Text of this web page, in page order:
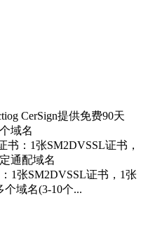
CerSign提供免费90天
域名
书：1张SM2DVSSL证书，
通配域名
1张SM2DVSSL证书，1张
域名(3-10个...